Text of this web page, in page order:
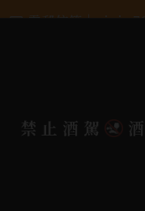
電郵信箱 |
2026. All
禁止酒駕